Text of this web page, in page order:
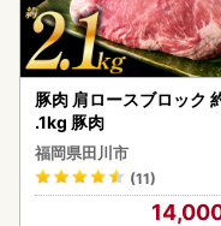
豚肉 肩ロースブロック
.1kg 豚肉
福岡県田川市
(11)